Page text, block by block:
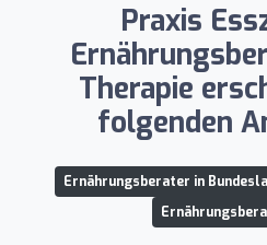
Praxis
Therapie
folgenden
Ernährungsberater in